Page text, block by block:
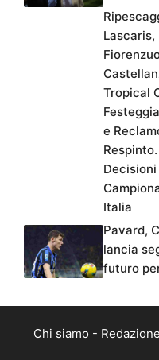
Lascaris,
Tropical
e
Italia
Pavard,
lancia
futuro
Chi siamo - Redazione